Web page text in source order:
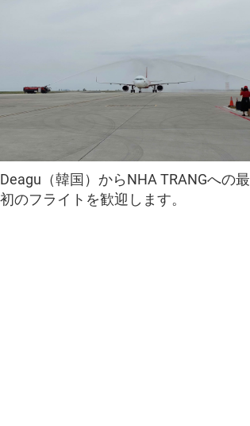
Deagu（韓国）からNHA TRANGへの最
初のフライトを歓迎します。